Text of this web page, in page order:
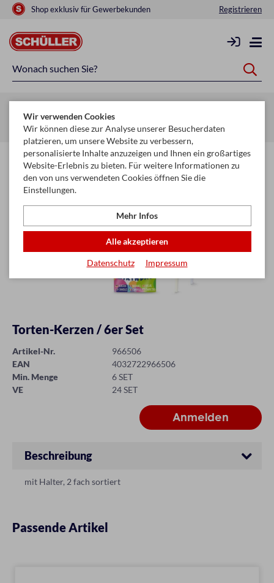
Shop exklusiv für Gewerbekunden Registrieren
Startseite Mehr Kerzen Tortenkerzen
Torten-Kerzen / 6er Set
Artikel-Nr.
966506
EAN
4032722966506
Min. Menge
6 SET
VE
24 SET
Beschreibung
mit Halter, 2 fach sortiert
Passende Artikel
Wir verwenden Cookies
Wir können diese zur Analyse unserer Besucherdaten
platzieren, um unsere Website zu verbessern,
personalisierte Inhalte anzuzeigen und Ihnen ein großartiges
Website-Erlebnis zu bieten. Für weitere Informationen zu
den von uns verwendeten Cookies öffnen Sie die
Einstellungen.
Mehr Infos
Alle akzeptieren
Datenschutz Impressum